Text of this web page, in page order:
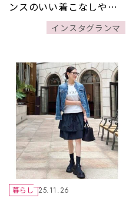
ンスのいい着こなしや日
常の風景など 自然体の投
稿が人気！
インスタグランマ
暮らし 25.11.26